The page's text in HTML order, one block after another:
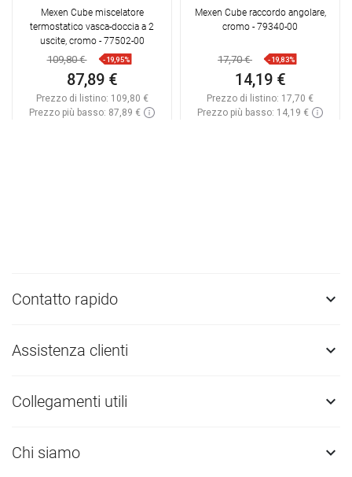
Mexen Cube miscelatore
termostatico vasca-doccia a 2
uscite, cromo - 77502-00
109,80 € -19,95%
87,89 €
Prezzo di listino: 109,80 €
Prezzo più basso: 87,89 €
Mexen Cube raccordo angolare,
cromo - 79340-00
17,70 € -19,83%
14,19 €
Prezzo di listino: 17,70 €
Prezzo più basso: 14,19 €
Contatto rapido 
Assistenza clienti 
Collegamenti utili 
Chi siamo 